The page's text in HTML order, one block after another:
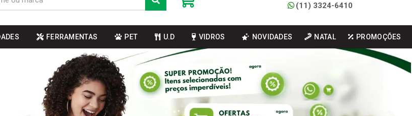
(11) 3324-6410
FERRAMENTAS PET U.D VIDROS NOVIDADES NATAL PROMOÇÕES